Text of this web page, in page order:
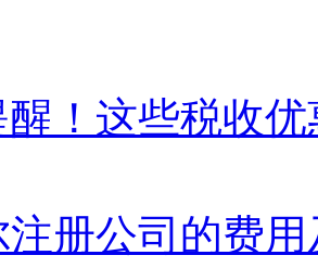
醒！这些税收
册公司的费